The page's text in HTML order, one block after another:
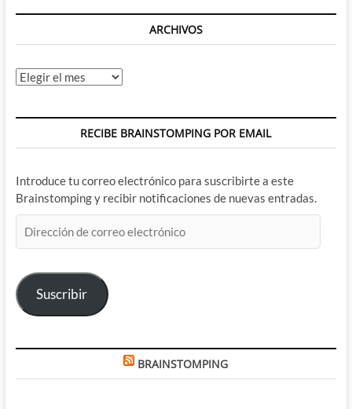
ARCHIVOS
Archivos
RECIBE BRAINSTOMPING POR EMAIL
Introduce tu correo electrónico para suscribirte a este
Brainstomping y recibir notificaciones de nuevas entradas.
de
electrónico
Suscribir
BRAINSTOMPING